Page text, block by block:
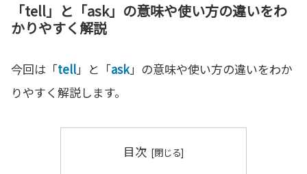
「tell」と「ask」の意味や使い方の違いをわ
かりやすく解説
今回は「tell」と「ask」の意味や使い方の違いをわか
りやすく解説します。
目次